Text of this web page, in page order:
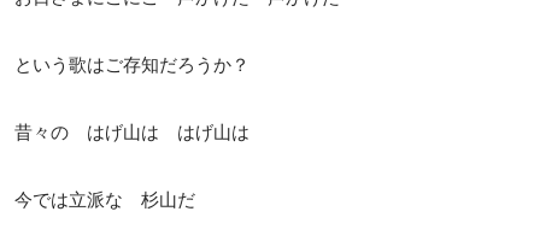
という歌はご存知だろうか？
昔々の はげ山は はげ山は
今では立派な 杉山だ